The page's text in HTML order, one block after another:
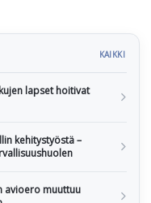
KAIKKI
lapset hoitivat
kehitystyöstä –
avioero muuttuu